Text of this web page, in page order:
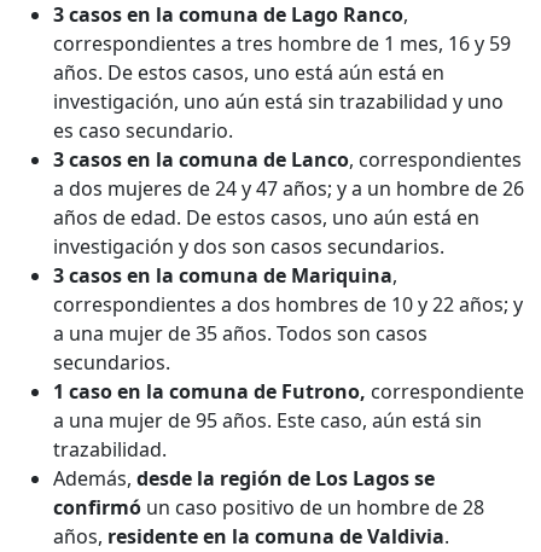
3 casos en la comuna de Lago Ranco,
correspondientes a tres hombre de 1 mes, 16 y 59
años. De estos casos, uno está aún está en
investigación, uno aún está sin trazabilidad y uno
es caso secundario.
3 casos en la comuna de Lanco, correspondientes
a dos mujeres de 24 y 47 años; y a un hombre de 26
años de edad. De estos casos, uno aún está en
investigación y dos son casos secundarios.
3 casos en la comuna de Mariquina,
correspondientes a dos hombres de 10 y 22 años; y
a una mujer de 35 años. Todos son casos
secundarios.
1 caso en la comuna de Futrono, correspondiente
a una mujer de 95 años. Este caso, aún está sin
trazabilidad.
Además, desde la región de Los Lagos se
confirmó un caso positivo de un hombre de 28
años, residente en la comuna de Valdivia.